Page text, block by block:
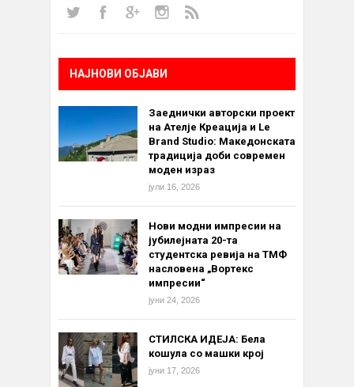
НАЈНОВИ ОБЈАВИ
Заеднички авторски проект
на Ателје Креација и Le
Brand Studio: Македонската
традиција доби современ
моден израз
јули 16, 2026
Нови модни импресии на
јубилејната 20-та
студентска ревија на ТМФ
насловена „Вортекс
импресии“
јуни 24, 2026
СТИЛСКА ИДЕЈА: Бела
кошула со машки крој
јуни 17, 2026